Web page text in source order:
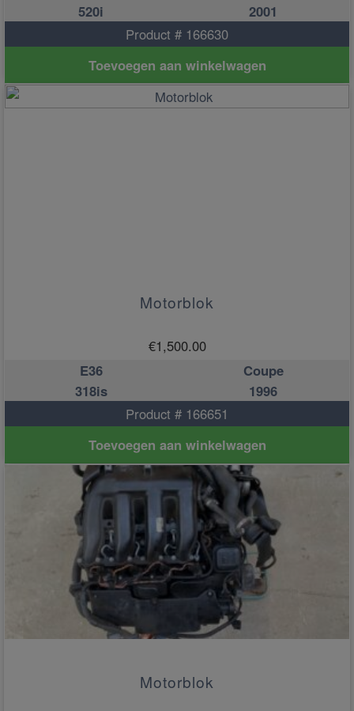
520i
2001
Product # 166630
Toevoegen aan winkelwagen
Motorblok
€1,500.00
E36
Coupe
318is
1996
Product # 166651
Toevoegen aan winkelwagen
Motorblok